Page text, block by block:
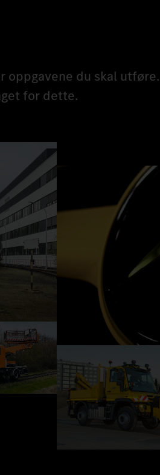
du skal utføre.
for dette.